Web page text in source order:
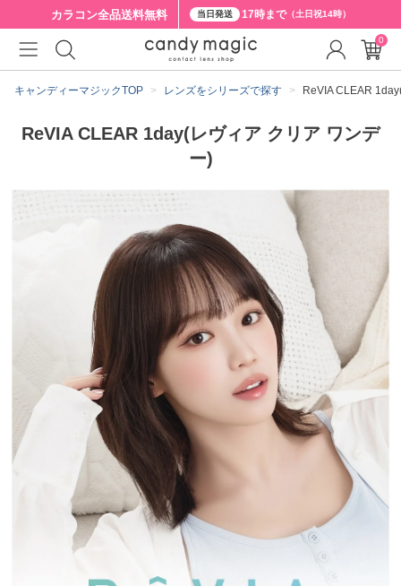
カラコン全品送料無料 当日発送 17時まで（土日祝14時）
キャンディーマジックTOP レンズをシリーズで探す ReVIA CLEAR
ReVIA CLEAR 1day(レヴィア クリア ワンデ
ー)
0